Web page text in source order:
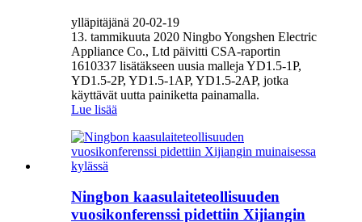
ylläpitäjänä 20-02-19
13. tammikuuta 2020 Ningbo Yongshen Electric
Appliance Co., Ltd päivitti CSA-raportin
1610337 lisätäkseen uusia malleja YD1.5-1P,
YD1.5-2P, YD1.5-1AP, YD1.5-2AP, jotka
käyttävät uutta painiketta painamalla.
Lue lisää
Ningbon kaasulaiteteollisuuden
vuosikonferenssi pidettiin Xijiangin